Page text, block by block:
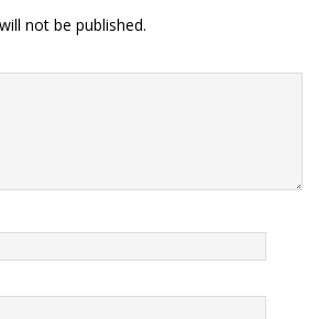
not be published.